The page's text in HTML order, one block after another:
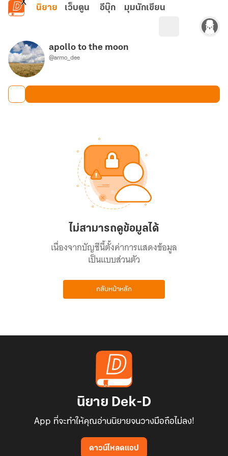
ข้ามไปยังเนื้อหาหลัก
นิยาย เว็บตูน อีบุ๊ก มุมนักเขียน
apollo to the moon
@armo_dee
ไม่สามารถดูข้อมูลได้
เนื่องจากบัญชีนี้ตั้งค่าการแสดงข้อมูล
เป็นแบบส่วนตัว
กลับหน้าหลัก
นิยาย Dek-D
App ที่จะทำให้คุณอ่านนิยายจนวางมือถือไม่ลง!
ดาวน์โหลดแอป